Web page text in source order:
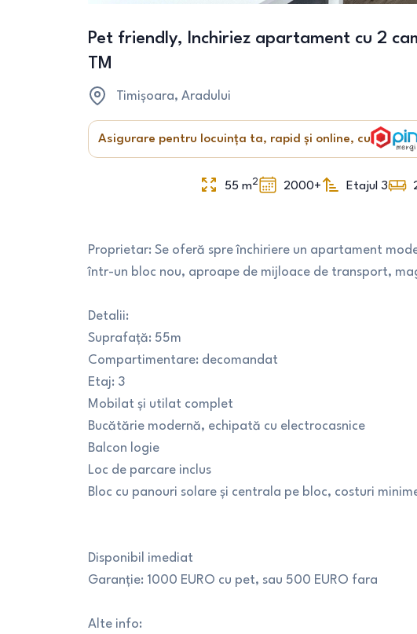
Pet friendly, Inchiriez apartament cu 2
TM
Timișoara, Aradului
Asigurare pentru locuința ta, rapid și online, cu
55 m2 2000+ Etajul 3
Proprietar: Se oferă spre închiriere un apartament
într-un bloc nou, aproape de mijloace de transport,
Detalii:
Suprafață: 55m
Compartimentare: decomandat
Etaj: 3
Mobilat și utilat complet
Bucătărie modernă, echipată cu electrocasnice
Balcon logie
Loc de parcare inclus
Bloc cu panouri solare și centrala pe bloc, costuri
Disponibil imediat
Garanție: 1000 EURO cu pet, sau 500 EURO fara
Alte info: